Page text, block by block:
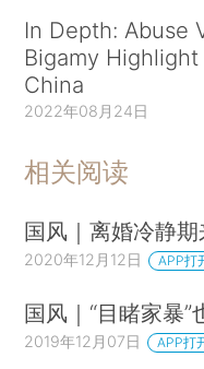
In Depth: Abuse
Bigamy
China
2022年08月24日
相关阅读
国风｜离婚冷静期
2020年12月12日 APP打
国风｜“目睹家暴”
2019年12月07日 APP打